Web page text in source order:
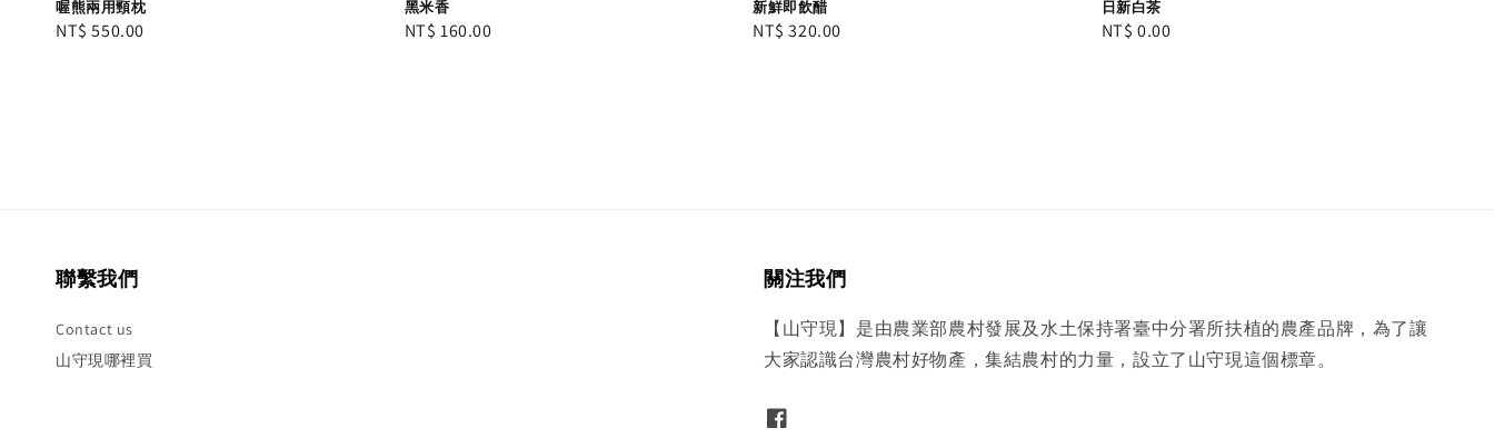
喔熊兩用頸枕
Regular
NT$ 550.00
黑米香
Regular
NT$ 160.00
新鮮即飲醋
Regular
NT$ 320.00
日新白茶
Regular
NT$ 0.00
聯繫我們
Contact us
山守現哪裡買
關注我們
【山守現】是由農業部農村發展及水土保持署臺中分署所扶植的農產品牌，為了讓
大家認識台灣農村好物產，集結農村的力量，設立了山守現這個標章。